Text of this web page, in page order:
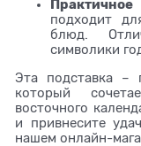
подходит
блюд.
символики
Эта подставка –
который
восточного
и привнесите
нашем онлайн-